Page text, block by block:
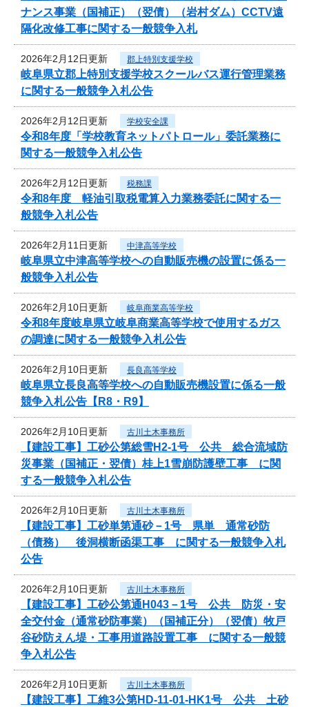
ナンス事業（国補正）（翌債）（岩村ダム）CCTV遠
隔化改修工事に関する一般競争入札
2026年2月12日更新 郡上特別支援学校
岐阜県立郡上特別支援学校スクールバス運行管理業務
に関する一般競争入札公告
2026年2月12日更新 学校安全課
令和8年度「学校教育ネットパトロール」委託業務に
関する一般競争入札公告
2026年2月12日更新 税務課
令和8年度 軽油引取税電算入力業務委託に関する一
般競争入札公告
2026年2月11日更新 中津高等学校
岐阜県立中津高等学校への自動販売機の設置に係る一
般競争入札公告
2026年2月10日更新 岐阜商業高等学校
令和8年度岐阜県立岐阜商業高等学校で使用するガス
の調達に関する一般競争入札公告
2026年2月10日更新 長良高等学校
岐阜県立長良高等学校への自動販売機設置に係る一般
競争入札公告【R8・R9】
2026年2月10日更新 古川土木事務所
【建設工事】工砂公第総雪H2-1号 公共 総合流域防
災事業（国補正・翌債）桂上1雪崩防護壁工事 に関
する一般競争入札公告
2026年2月10日更新 古川土木事務所
【建設工事】工砂単第通砂－1号 県単 通常砂防
（債務） 後洞横断函渠工事 に関する一般競争入札
公告
2026年2月10日更新 古川土木事務所
【建設工事】工砂公第通H043－1号 公共 防災・安
全交付金（通常砂防事業）（国補正分）（翌債）牧戸
谷砂防えん堤・工事用道路設置工事 に関する一般競
争入札公告
2026年2月10日更新 古川土木事務所
【建設工事】工維3公第HD-11-01-HK1号 公共 土砂